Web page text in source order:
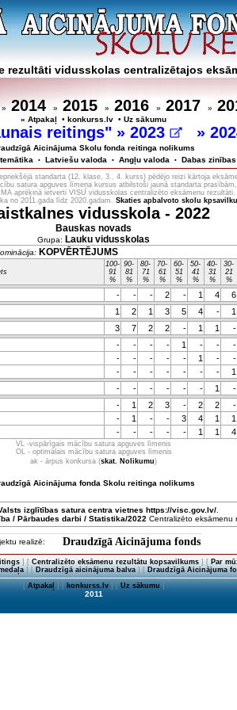
rezultāti vidusskolas centralizētajos
2014» 2015» 2016» 2017 »
« Atpakaļ • konkurss.lv • Uz sākumu
reitings" »2023 »
Aicinājuma Skolu fonda reitinga nolikums
• Latviešu valoda • Angļu valoda • Dabas zinības
standarta (12. klase, 3., 4. kurss) pēdējo reizi kārtoja
satura apguves līmeņa kursus atbilstoši jaunā standarta
aprēķinā ietverti VISU vidusskolas centralizēto eksāmenu rezultāti.
no 2011.gada līdz 2020.gadam. Skaties apbalvoto skolu
vidusskola - 2022
Bauskas novads
Grupa: Lauku vidusskolas
KOPVĒRTĒJUMS
100-
91
%
90-
81
%
80-
71
%
70-
61
%
60-
51
%
50-
41
%
40-
31
%
30-
21
%
- - - 2 - 1 4 6
1 2 1 3 5 4 - 1
3 7 2 2 - 1 1 -
- - - - 1 - - -
- - - - - 1 - -
- - - - - - - 1
- - - - - - 1 -
- 1 2 3 - 2 2 -
- 1 - - 3 4 1 1
- - - - - 1 1 4
VL -vispārīgais mācību satura apguves līmenis
OL - optimālais mācību satura apguves līmenis
ak - ārpus konkursa (skat. Nolikumu)
Aicinājuma fonda Skolu reitinga nolikums
izglītības satura centra vietnes https://visc.gov.lv/
/ Pārbaudes darbi / Statistika/2022 Centralizēto eksāmenu
realizē: Draudzīgā Aicinājuma fonds
] [ Centralizēto eksāmenu rezultātu kopsavilkums] [ Par
] [Draudzīgā aicinājuma balva] [Draudzīgā Aicinājuma
[Atpakaļ] [konkurss.lv] [Uz sākumu]
2011